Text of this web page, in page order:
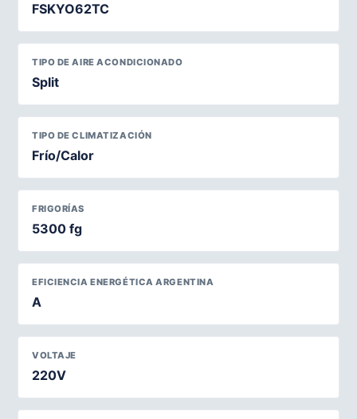
FSKYO62TC
TIPO DE AIRE ACONDICIONADO
Split
TIPO DE CLIMATIZACIÓN
Frío/Calor
FRIGORÍAS
5300 fg
EFICIENCIA ENERGÉTICA ARGENTINA
A
VOLTAJE
220V